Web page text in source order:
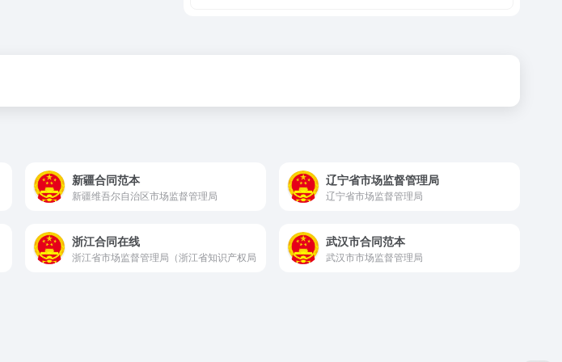
新疆合同范本
新疆维吾尔自治区市场监督管理局
辽宁省市场监督管理局
辽宁省市场监督管理局
浙江合同在线
浙江省市场监督管理局（浙江省知识产权局
武汉市合同范本
武汉市市场监督管理局